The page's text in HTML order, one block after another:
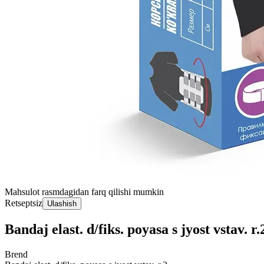
Mahsulot rasmdagidan farq qilishi mumkin
Retseptsiz Ulashish
Bandaj elast. d/fiks. poyasa s jyost vstav.
Brend